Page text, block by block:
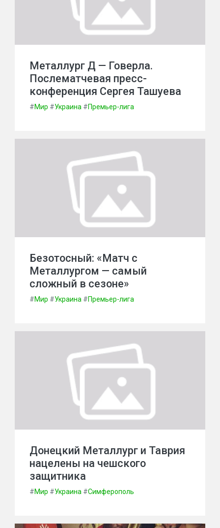
Металлург Д — Говерла.
Послематчевая пресс-
конференция Сергея Ташуева
#Мир #Украина #Премьер-лига
Безотосный: «Матч с
Металлургом — самый
сложный в сезоне»
#Мир #Украина #Премьер-лига
Донецкий Металлург и Таврия
нацелены на чешского
защитника
#Мир #Украина #Симферополь